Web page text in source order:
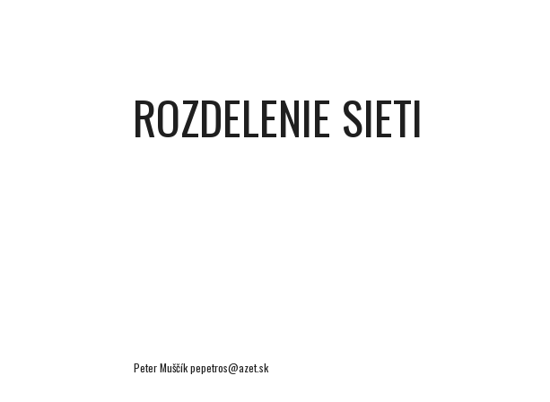
ROZDELENIE SIETI
Peter Muščík pepetros@azet.sk